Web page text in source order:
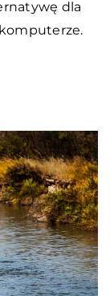
dla